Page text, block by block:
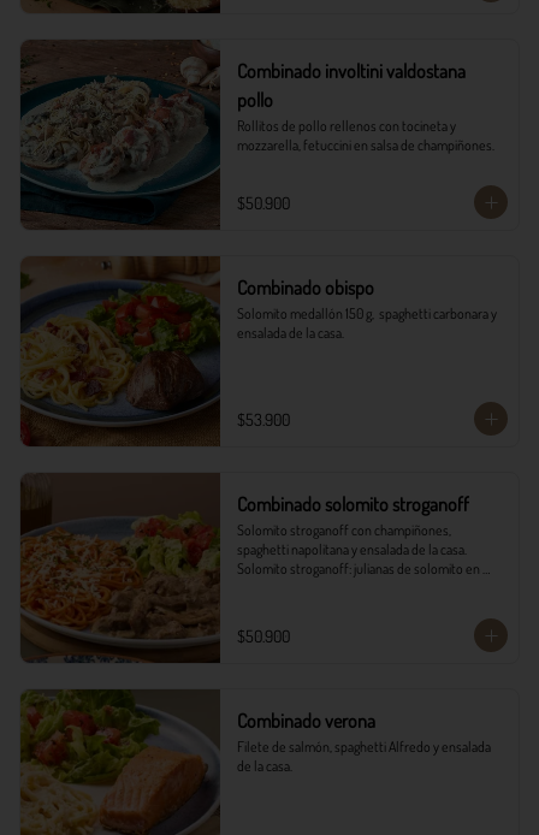
Combinado involtini valdostana
pollo
Rollitos de pollo rellenos con tocineta y
mozzarella, fetuccini en salsa de champiñones.
$50.900
Combinado obispo
Solomito medallón 150 g,  spaghetti carbonara y
ensalada de la casa.
$53.900
Combinado solomito stroganoff
Solomito stroganoff con champiñones,
spaghetti napolitana y ensalada de la casa.
Solomito stroganoff: julianas de solomito en
$50.900
Combinado verona
Filete de salmón, spaghetti Alfredo y ensalada
de la casa.